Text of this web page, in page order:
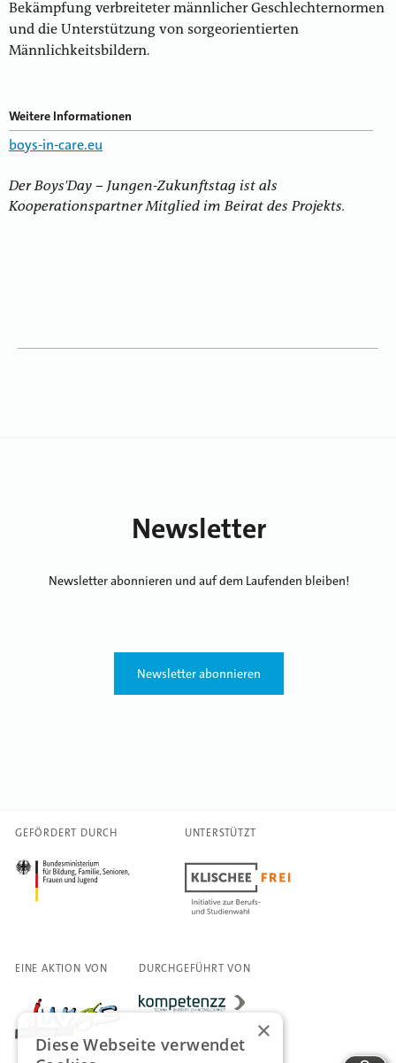
Bekämpfung verbreiteter männlicher Geschlechternormen
und die Unterstützung von sorgeorientierten
Männlichkeitsbildern.
Weitere Informationen
boys-in-care.eu
Der Boys'Day – Jungen-Zukunftstag ist als
Kooperationspartner Mitglied im Beirat des Projekts.
Newsletter
Newsletter abonnieren und auf dem Laufenden bleiben!
Newsletter abonnieren
GEFÖRDERT DURCH UNTERSTÜTZT
EINE AKTION VON DURCHGEFÜHRT VON
×
Diese Webseite verwendet